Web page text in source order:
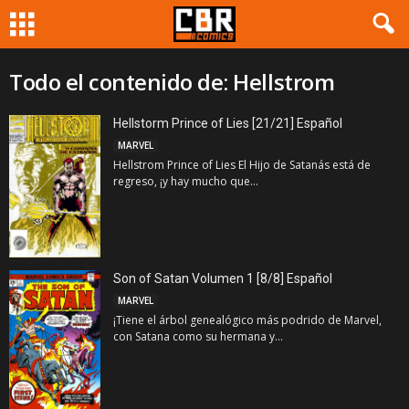
Todo el contenido de: Hellstrom
Hellstorm Prince of Lies [21/21] Español
MARVEL
Hellstrom Prince of Lies El Hijo de Satanás está de
regreso, ¡y hay mucho que...
Son of Satan Volumen 1 [8/8] Español
MARVEL
¡Tiene el árbol genealógico más podrido de Marvel,
con Satana como su hermana y...